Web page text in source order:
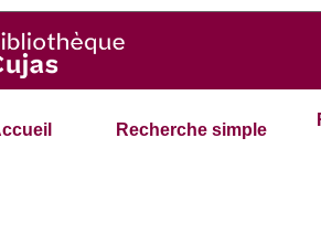
Recherche simple